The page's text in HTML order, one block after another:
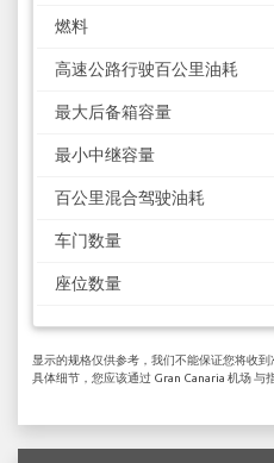
燃料
高速公路行驶百公里油耗
最大后备箱容量
最小中继容量
百公里混合驾驶油耗
车门数量
座位数量
显示的规格仅供参考，我们不能保证您将收
具体细节，您应该通过 Gran Canaria 机场 与